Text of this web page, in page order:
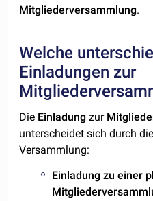
Mitgliederversammlung.
Welche
Einladungen zur
Die Einladung zur
unterscheidet sich durch
Versammlung:
Einladung zu einer